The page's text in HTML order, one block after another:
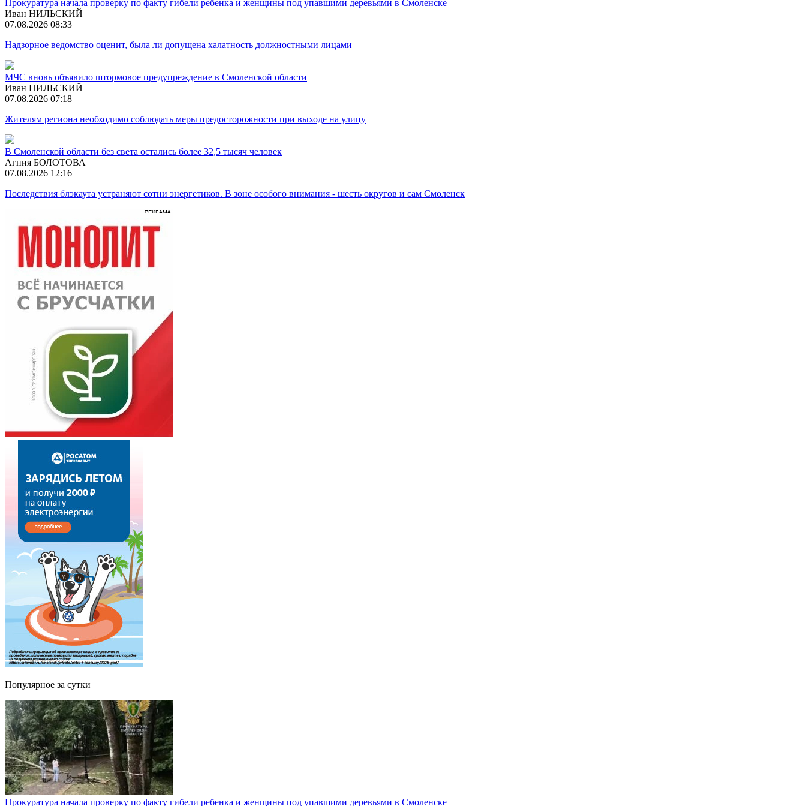
Прокуратура начала проверку по факту гибели ребенка и женщины под упавшими деревьями в Смоленске
Иван НИЛЬСКИЙ
07.08.2026 08:33
Надзорное ведомство оценит, была ли допущена халатность должностными лицами
МЧС вновь объявило штормовое предупреждение в Смоленской области
Иван НИЛЬСКИЙ
07.08.2026 07:18
Жителям региона необходимо соблюдать меры предосторожности при выходе на улицу
В Смоленской области без света остались более 32,5 тысяч человек
Агния БОЛОТОВА
07.08.2026 12:16
Последствия блэкаута устраняют сотни энергетиков. В зоне особого внимания - шесть округов и сам Смоленск
Популярное за сутки
Прокуратура начала проверку по факту гибели ребенка и женщины под упавшими деревьями в Смоленске